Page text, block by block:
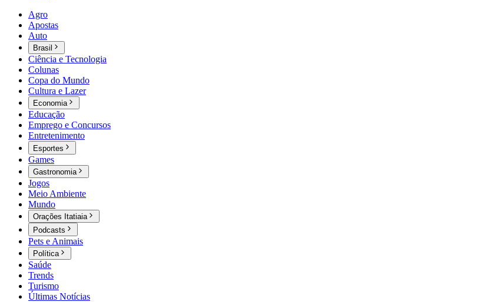
Agro
Apostas
Auto
Brasil
Ciência e Tecnologia
Colunas
Copa do Mundo
Cultura e Lazer
Economia
Educação
Emprego e Concursos
Entretenimento
Esportes
Games
Gastronomia
Jogos
Meio Ambiente
Mundo
Orações Itatiaia
Podcasts
Pets e Animais
Política
Saúde
Trends
Turismo
Últimas Notícias